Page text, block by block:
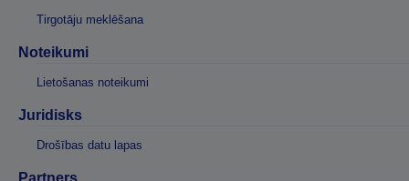
Tirgotāju meklēšana
Noteikumi
Lietošanas noteikumi
Juridisks
Drošības datu lapas
Partners